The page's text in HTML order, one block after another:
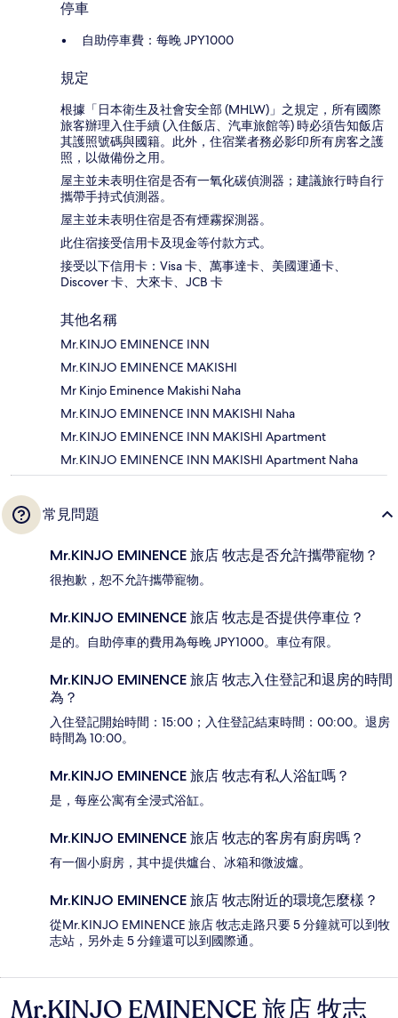
停車
自助停車費：每晚 JPY1000
規定
根據「日本衛生及社會安全部 (MHLW)」之規定，所有國際
旅客辦理入住手續 (入住飯店、汽車旅館等) 時必須告知飯店
其護照號碼與國籍。此外，住宿業者務必影印所有房客之護
照，以做備份之用。
屋主並未表明住宿是否有一氧化碳偵測器；建議旅行時自行
攜帶手持式偵測器。
屋主並未表明住宿是否有煙霧探測器。
此住宿接受信用卡及現金等付款方式。
接受以下信用卡：Visa 卡、萬事達卡、美國運通卡、
Discover 卡、大來卡、JCB 卡
其他名稱
Mr.KINJO EMINENCE INN
Mr.KINJO EMINENCE MAKISHI
Mr Kinjo Eminence Makishi Naha
Mr.KINJO EMINENCE INN MAKISHI Naha
Mr.KINJO EMINENCE INN MAKISHI Apartment
Mr.KINJO EMINENCE INN MAKISHI Apartment Naha
常見問題
Mr.KINJO EMINENCE 旅店 牧志是否允許攜帶寵物？
很抱歉，恕不允許攜帶寵物。
Mr.KINJO EMINENCE 旅店 牧志是否提供停車位？
是的。自助停車的費用為每晚 JPY1000。車位有限。
Mr.KINJO EMINENCE 旅店 牧志入住登記和退房的時間
為？
入住登記開始時間：15:00；入住登記結束時間：00:00。退房
時間為 10:00。
Mr.KINJO EMINENCE 旅店 牧志有私人浴缸嗎？
是，每座公寓有全浸式浴缸。
Mr.KINJO EMINENCE 旅店 牧志的客房有廚房嗎？
有一個小廚房，其中提供爐台、冰箱和微波爐。
Mr.KINJO EMINENCE 旅店 牧志附近的環境怎麼樣？
從Mr.KINJO EMINENCE 旅店 牧志走路只要 5 分鐘就可以到牧
志站，另外走 5 分鐘還可以到國際通。
評
Mr.KINJO EMINENCE 旅店 牧志